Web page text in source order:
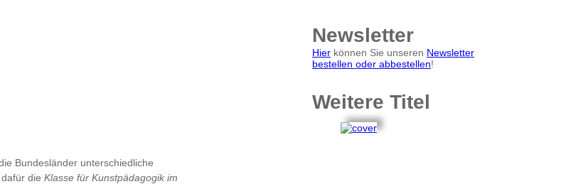
Bundesländer unterschiedliche
die Klasse für Kunstpädagogik im
Newsletter
Hier können Sie unseren Newsletter
bestellen oder abbestellen!
Weitere Titel